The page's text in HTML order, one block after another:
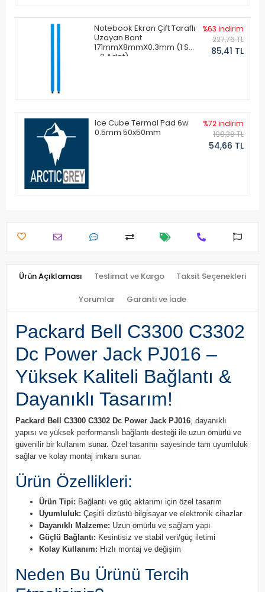
Notebook Ekran Çift Taraflı
Uzayan Bant
171mmX8mmX0.3mm (1 Set
- 2 Adet)
%63 indirim
227,76 TL
85,41 TL
Ice Cube Termal Pad 6w
0.5mm 50x50mm
%72 indirim
198,38 TL
54,66 TL
Ürün Açıklaması Teslimat ve Kargo Taksit Seçenekleri
Yorumlar Garanti ve İade
Packard Bell C3300 C3302
Dc Power Jack PJ016 –
Yüksek Kaliteli Bağlantı &
Dayanıklı Tasarım!
Packard Bell C3300 C3302 Dc Power Jack PJ016, dayanıklı
yapısı ve yüksek performanslı bağlantı desteği ile uzun ömürlü ve
güvenilir bir kullanım sunar. Özel tasarımı sayesinde tam uyumluluk
sağlar ve kolay montaj imkanı sunar.
Ürün Özellikleri:
Ürün Tipi: Bağlantı ve güç aktarımı için özel tasarım
Uyumluluk: Çeşitli dizüstü bilgisayar ve elektronik cihazlar
Dayanıklı Malzeme: Uzun ömürlü ve sağlam yapı
Güçlü Bağlantı: Kesintisiz ve stabil veri/güç iletimi
Kolay Kullanım: Hızlı montaj ve değişim
Neden Bu Ürünü Tercih